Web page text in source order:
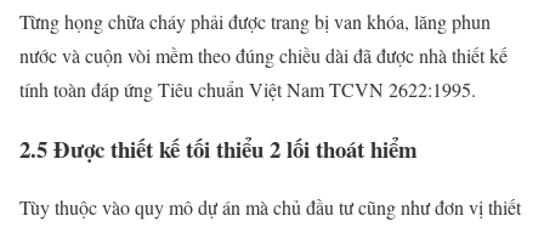
Từng họng chữa cháy phải được trang bị van khóa, lăng phun
nước và cuộn vòi mềm theo đúng chiều dài đã được nhà thiết kế
tính toàn đáp ứng Tiêu chuẩn Việt Nam TCVN 2622:1995.
2.5 Được thiết kế tối thiểu 2 lối thoát hiểm
Tùy thuộc vào quy mô dự án mà chủ đầu tư cũng như đơn vị thiết